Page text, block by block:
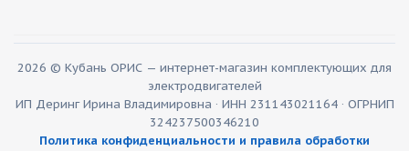
2026 © Кубань ОРИС — интернет-магазин комплектующих для
электродвигателей
ИП Деринг Ирина Владимировна · ИНН 231143021164 · ОГРНИП
324237500346210
Политика конфиденциальности и правила обработки